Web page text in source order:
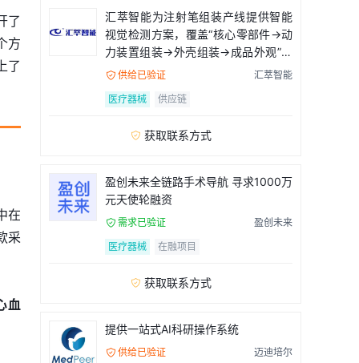
了
方
了
在
采
血
汇萃智能为注射笔组装产线提供智能
视觉检测方案，覆盖“核心零部件→动
力装置组装→外壳组装→成品外观”全
流程
 供给已验证
汇萃智能
医疗器械
供应链
 获取联系方式
盈创未来全链路手术导航 寻求1000万
元天使轮融资
 需求已验证
盈创未来
医疗器械
在融项目
 获取联系方式
提供一站式AI科研操作系统
 供给已验证
迈迪培尔